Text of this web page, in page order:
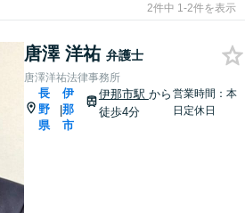
2件中 1-2件を表示
唐澤 洋祐 弁護士
唐澤洋祐法律事務所
長
野
県
|
伊
那
市
伊那市駅 から
徒歩4分
営業時間：本
日定休日